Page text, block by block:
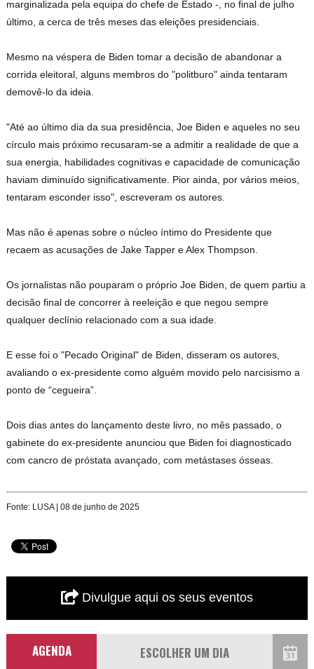
marginalizada pela equipa do chefe de Estado -, no final de julho
último, a cerca de três meses das eleições presidenciais.
Mesmo na véspera de Biden tomar a decisão de abandonar a
corrida eleitoral, alguns membros do "politburo" ainda tentaram
demovê-lo da ideia.
"Até ao último dia da sua presidência, Joe Biden e aqueles no seu
círculo mais próximo recusaram-se a admitir a realidade de que a
sua energia, habilidades cognitivas e capacidade de comunicação
haviam diminuído significativamente. Pior ainda, por vários meios,
tentaram esconder isso", escreveram os autores.
Mas não é apenas sobre o núcleo íntimo do Presidente que
recaem as acusações de Jake Tapper e Alex Thompson.
Os jornalistas não pouparam o próprio Joe Biden, de quem partiu a
decisão final de concorrer à reeleição e que negou sempre
qualquer declínio relacionado com a sua idade.
E esse foi o "Pecado Original" de Biden, disseram os autores,
avaliando o ex-presidente como alguém movido pelo narcisismo a
ponto de “cegueira”.
Dois dias antes do lançamento deste livro, no mês passado, o
gabinete do ex-presidente anunciou que Biden foi diagnosticado
com cancro de próstata avançado, com metástases ósseas.
Fonte: LUSA | 08 de junho de 2025
Divulgue aqui os seus eventos
AGENDA